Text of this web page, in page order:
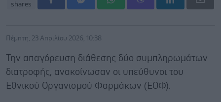
shares
Πέμπτη, 23 Απριλίου 2026, 10:38
Την απαγόρευση διάθεσης δύο συμπληρωμάτων
διατροφής, ανακοίνωσαν οι υπεύθυνοι του
Εθνικού Οργανισμού Φαρμάκων (ΕΟΦ).